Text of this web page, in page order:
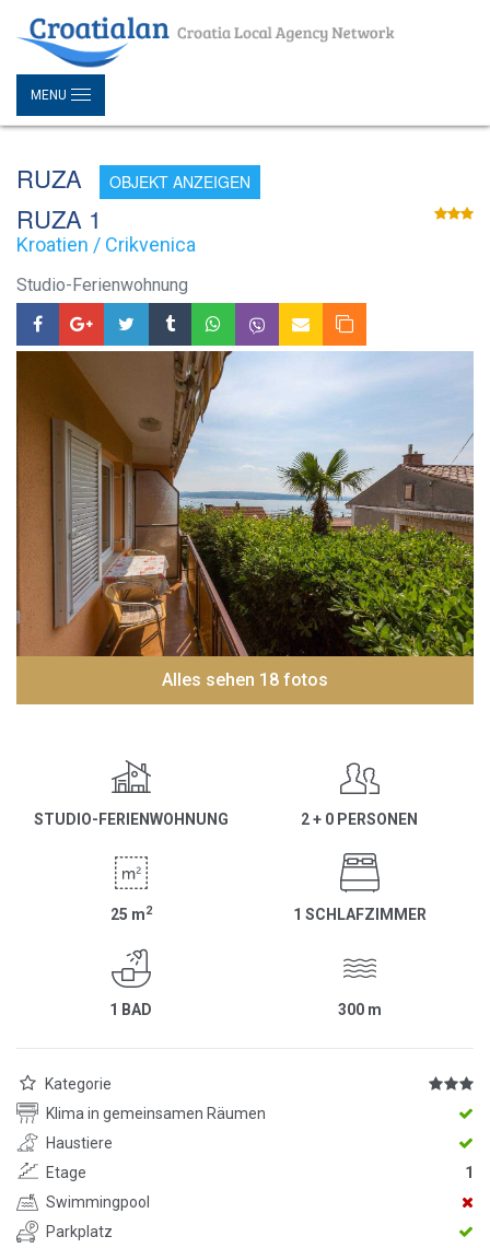
MENU
RUZA OBJEKT ANZEIGEN
RUZA 1
Kroatien / Crikvenica
Studio-Ferienwohnung
Alles sehen 18 fotos
STUDIO-FERIENWOHNUNG 2 + 0 PERSONEN
25 m2 1 SCHLAFZIMMER
1 BAD 300 m
Kategorie
Klima in gemeinsamen Räumen
Haustiere
Etage
1
Swimmingpool
Parkplatz